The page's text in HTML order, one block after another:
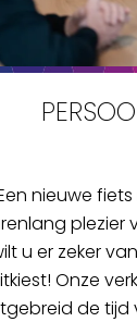
nieuwe
plezier
u er zeker
Onze
de tijd